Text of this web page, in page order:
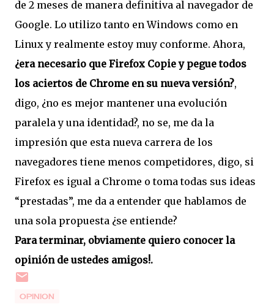
de 2 meses de manera definitiva al navegador de
Google. Lo utilizo tanto en Windows como en
Linux y realmente estoy muy conforme. Ahora,
¿era necesario que Firefox Copie y pegue todos
los aciertos de Chrome en su nueva versión?,
digo, ¿no es mejor mantener una evolución
paralela y una identidad?, no se, me da la
impresión que esta nueva carrera de los
navegadores tiene menos competidores, digo, si
Firefox es igual a Chrome o toma todas sus ideas
“prestadas”, me da a entender que hablamos de
una sola propuesta ¿se entiende?
Para terminar, obviamente quiero conocer la
opinión de ustedes amigos!.
OPINION